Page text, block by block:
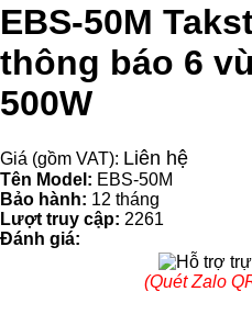
EBS-50M
thông báo 6
500W
Giá (gồm VAT): Liên hệ
Tên Model: EBS-50M
Bảo hành: 12 tháng
Lượt truy cập: 2261
Đánh giá:
(Quét Zalo